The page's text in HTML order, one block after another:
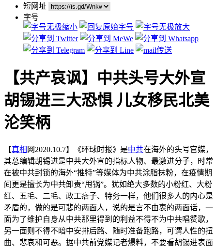
短网址
字号
【共产哀讽】中共头号大外宣
胡锡进三大恐惧 儿女移民北美
沦笑柄
【真相 网2020.10.7】《环球时报》是中共在海外的头号官媒，
其总编辑胡锡进是中共大外宣的指标人物、最激进分子，时常
在被中共封锁的海外“推特”等媒体为中共涂脂抹粉，在疫情期
间更是擅长为中共卸责“甩锅”。犹如绝大多数的小粉红、大粉
红、五毛、二毛、政工痞子、特务一样，他们很多人的内心是
矛盾的，做的是可悲的两面人，说的是言不由衷的两面话，一
面为了维护自身从中共那里得到的利益不得不为中共唱赞歌，
另一面则不得不暗中安排后路、随时准备跑路，可谓人性的扭
曲、悲哀和可恶。据中共前党媒记者爆料，不要看胡锡进表面